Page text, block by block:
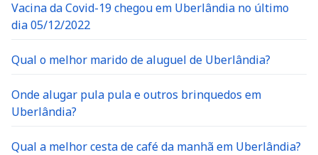
Vacina da Covid-19 chegou em Uberlândia no último
dia 05/12/2022
Qual o melhor marido de aluguel de Uberlândia?
Onde alugar pula pula e outros brinquedos em
Uberlândia?
Qual a melhor cesta de café da manhã em Uberlândia?